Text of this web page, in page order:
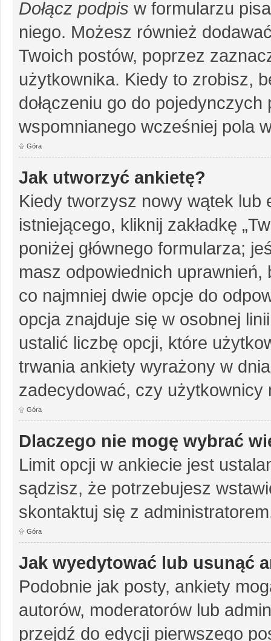
Dołącz podpis w formularzu
niego. Możesz również
Twoich postów, poprzez
użytkownika. Kiedy to zrobisz,
dołączeniu go do
wspomnianego wcześniej pola
Góra
Jak utworzyć ankietę?
Kiedy tworzysz nowy wątek lub
istniejącego, kliknij zakładkę
poniżej głównego formularza;
masz odpowiednich uprawnień,
co najmniej dwie opcje do
opcja znajduje się w osobnej
ustalić liczbę opcji, które
trwania ankiety wyrażony w
zadecydować, czy użytkownicy
Góra
Dlaczego nie mogę wybrać
Limit opcji w ankiecie jest
sądzisz, że potrzebujesz
skontaktuj się z
Góra
Jak wyedytować lub usunąć
Podobnie jak posty, ankiety
autorów, moderatorów lub
przejdź do edycji pierwszego